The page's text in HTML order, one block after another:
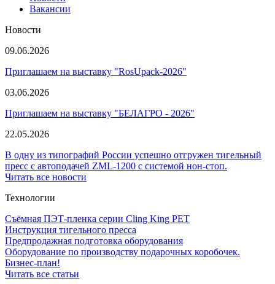
Вакансии
Новости
09.06.2026
Приглашаем на выставку "RosUpack-2026"
03.06.2026
Приглашаем на выставку "БЕЛАГРО - 2026"
22.05.2026
В одну из типографий России успешно отгружен тигельный
пресс с автоподачей ZML-1200 с системой нон-стоп.
Читать все новости
Технологии
Съёмная ПЭТ-пленка серии Cling King PET
Инструкция тигельного пресса
Предпродажная подготовка оборудования
Оборудование по производству подарочных коробочек.
Бизнес-план!
Читать все статьи